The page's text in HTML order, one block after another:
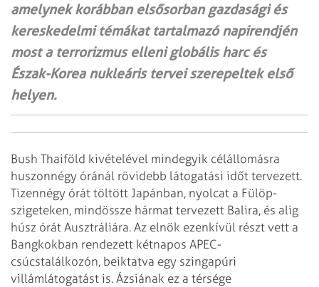
amelynek korábban elsősorban gazdasági és
kereskedelmi témákat tartalmazó napirendjén
most a terrorizmus elleni globális harc és
Észak-Korea nukleáris tervei szerepeltek első
helyen.
Bush Thaiföld kivételével mindegyik célállomásra
huszonnégy óránál rövidebb látogatási időt tervezett.
Tizennégy órát töltött Japánban, nyolcat a Fülöp-
szigeteken, mindössze hármat tervezett Balira, és alig
húsz órát Ausztráliára. Az elnök ezenkívül részt vett a
Bangkokban rendezett kétnapos APEC-
csúcstalálkozón, beiktatva egy szingapúri
villámlátogatást is. Ázsiának ez a térsége